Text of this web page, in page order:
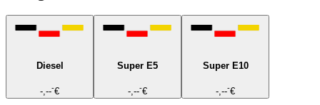
Diesel
-,---€
Super E5
-,---€
Super E10
-,---€